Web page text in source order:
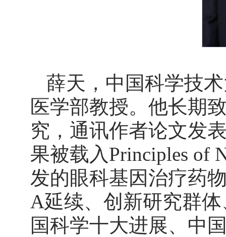
薛天，中国科学技
医学部教授。他长期
究，通讯作者论文发
果被载入Principles of
发的眼科基因治疗药
A延续、创新研究群
国科学十大进展、中